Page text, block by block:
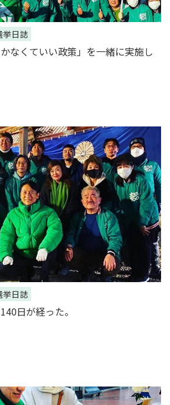
挙日誌
なくていい政策」を一緒に実施し
挙日誌
日が経った。